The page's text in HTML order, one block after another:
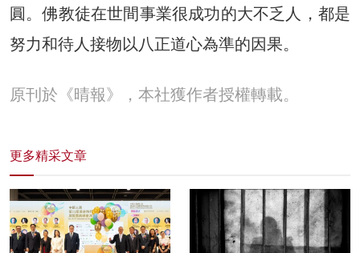
圓。佛教徒在世間事業很成功的大不乏人，都是
努力和待人接物以八正道心為準的因果。
原刊於《晴報》，本社獲作者授權轉載。
更多精采文章